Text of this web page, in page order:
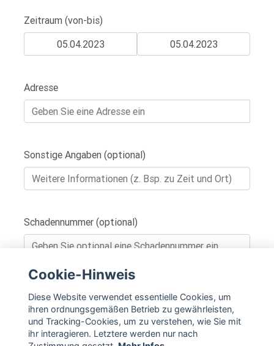
Zeitraum (von-bis)
Adresse
Sonstige Angaben (optional)
Schadennummer (optional)
IN DEN WARENKORB
Cookie-Hinweis
Diese Website verwendet essentielle Cookies, um
ihren ordnungsgemäßen Betrieb zu gewährleisten,
und Tracking-Cookies, um zu verstehen, wie Sie mit
ihr interagieren. Letztere werden nur nach